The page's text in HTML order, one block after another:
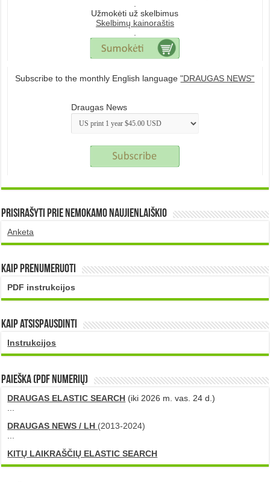
Užmokėti už skelbimus
Skelbimų kainoraštis
Subscribe to the monthly English language"DRAUGAS NEWS"
Draugas News
Prisirašyti prie nemokamo naujienlaiškio
Anketa
Kaip prenumeruoti
PDF instrukcijos
Kaip atsispausdinti
Instrukcijos
PAIEŠKA (PDF numerių)
DRAUGAS ELASTIC SEARCH (iki 2026 m. vas. 24 d.)
DRAUGAS NEWS / LH (2013-2024)
KITŲ LAIKRAŠČIŲ ELASTIC SEARCH